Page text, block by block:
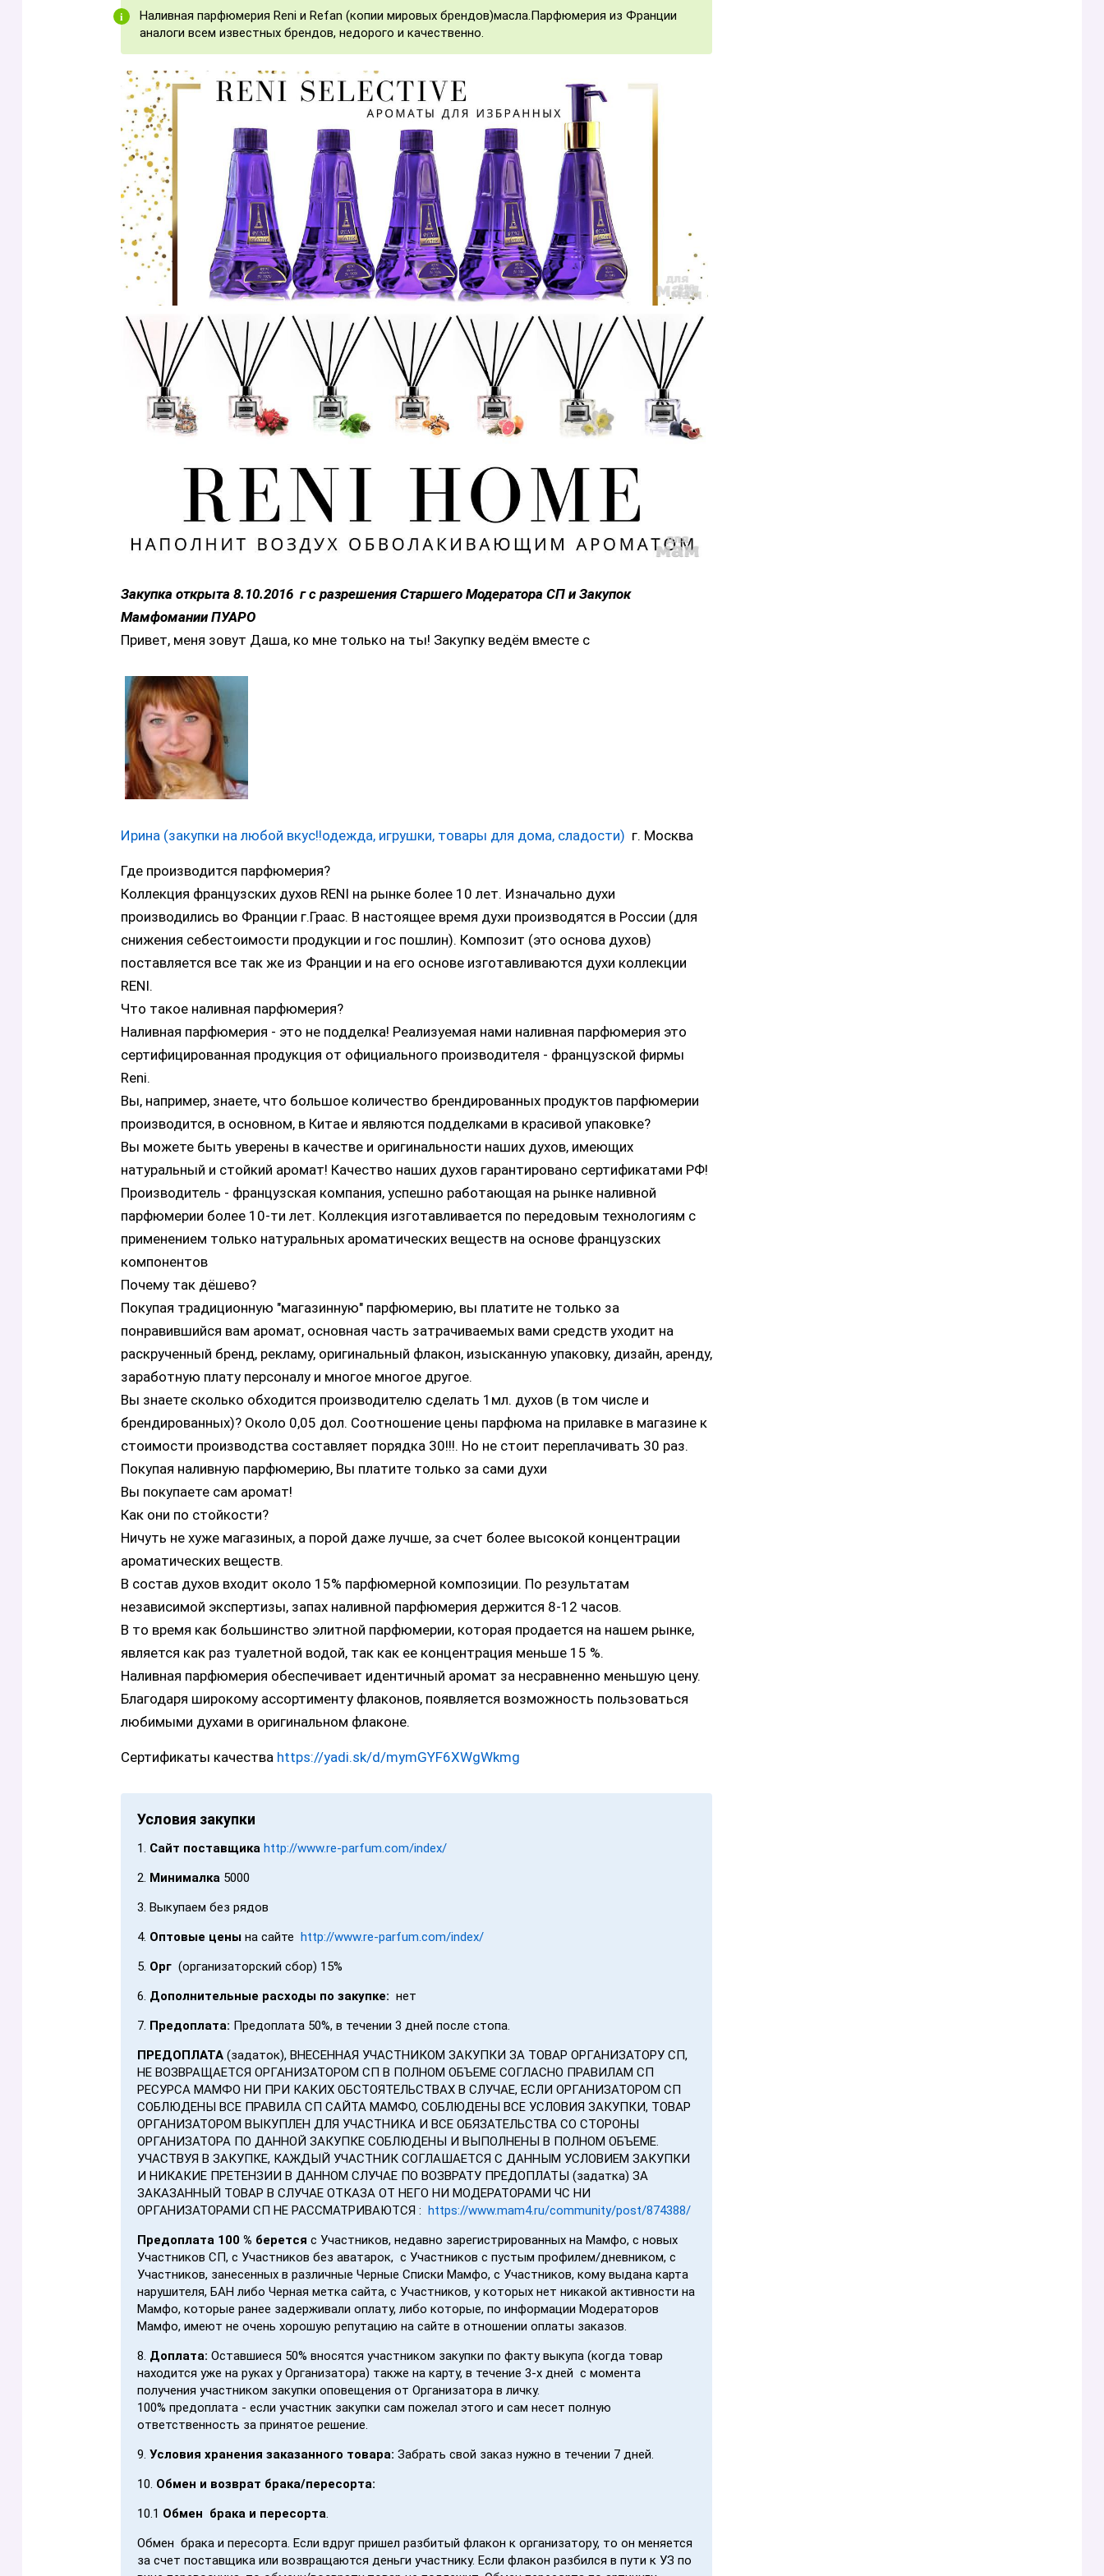
Наливная парфюмерия Reni и Refan (копии мировых брендов)масла.Парфюмерия из Франции
аналоги всем известных брендов, недорого и качественно.
Закупка открыта 8.10.2016 г с разрешения Старшего Модератора СП и Закупок
Мамфомании ПУАРО
Привет, меня зовут Даша, ко мне только на ты! Закупку ведём вместе с
Ирина (закупки на любой вкус!!одежда, игрушки, товары для дома, сладости) г. Москва
Где производится парфюмерия?
Коллекция французских духов RENI на рынке более 10 лет. Изначально духи
производились во Франции г.Граас. В настоящее время духи производятся в России (для
снижения себестоимости продукции и гос пошлин). Композит (это основа духов)
поставляется все так же из Франции и на его основе изготавливаются духи коллекции
RENI.
Что такое наливная парфюмерия?
Наливная парфюмерия - это не подделка! Реализуемая нами наливная парфюмерия это
сертифицированная продукция от официального производителя - французской фирмы
Reni.
Вы, например, знаете, что большое количество брендированных продуктов парфюмерии
производится, в основном, в Китае и являются подделками в красивой упаковке?
Вы можете быть уверены в качестве и оригинальности наших духов, имеющих
натуральный и стойкий аромат! Качество наших духов гарантировано сертификатами РФ!
Производитель - французская компания, успешно работающая на рынке наливной
парфюмерии более 10-ти лет. Коллекция изготавливается по передовым технологиям с
применением только натуральных ароматических веществ на основе французских
компонентов
Почему так дёшево?
Покупая традиционную "магазинную" парфюмерию, вы платите не только за
понравившийся вам аромат, основная часть затрачиваемых вами средств уходит на
раскрученный бренд, рекламу, оригинальный флакон, изысканную упаковку, дизайн, аренду,
заработную плату персоналу и многое многое другое.
Вы знаете сколько обходится производителю сделать 1мл. духов (в том числе и
брендированных)? Около 0,05 дол. Соотношение цены парфюма на прилавке в магазине к
стоимости производства составляет порядка 30!!!. Но не стоит переплачивать 30 раз.
Покупая наливную парфюмерию, Вы платите только за сами духи
Вы покупаете сам аромат!
Как они по стойкости?
Ничуть не хуже магазиных, а порой даже лучше, за счет более высокой концентрации
ароматических веществ.
В состав духов входит около 15% парфюмерной композиции. По результатам
независимой экспертизы, запах наливной парфюмерия держится 8-12 часов.
В то время как большинство элитной парфюмерии, которая продается на нашем рынке,
является как раз туалетной водой, так как ее концентрация меньше 15 %.
Наливная парфюмерия обеспечивает идентичный аромат за несравненно меньшую цену.
Благодаря широкому ассортименту флаконов, появляется возможность пользоваться
любимыми духами в оригинальном флаконе.
Сертификаты качества https://yadi.sk/d/mymGYF6XWgWkmg
Условия закупки
1. Сайт поставщика http://www.re-parfum.com/index/
2. Минималка 5000
3. Выкупаем без рядов
4. Оптовые цены на сайте http://www.re-parfum.com/index/
5. Орг (организаторский сбор) 15%
6. Дополнительные расходы по закупке: нет
7. Предоплата: Предоплата 50%, в течении 3 дней после стопа.
ПРЕДОПЛАТА (задаток), ВНЕСЕННАЯ УЧАСТНИКОМ ЗАКУПКИ ЗА ТОВАР ОРГАНИЗАТОРУ СП,
НЕ ВОЗВРАЩАЕТСЯ ОРГАНИЗАТОРОМ СП В ПОЛНОМ ОБЪЕМЕ СОГЛАСНО ПРАВИЛАМ СП
РЕСУРСА МАМФО НИ ПРИ КАКИХ ОБСТОЯТЕЛЬСТВАХ В СЛУЧАЕ, ЕСЛИ ОРГАНИЗАТОРОМ СП
СОБЛЮДЕНЫ ВСЕ ПРАВИЛА СП САЙТА МАМФО, СОБЛЮДЕНЫ ВСЕ УСЛОВИЯ ЗАКУПКИ, ТОВАР
ОРГАНИЗАТОРОМ ВЫКУПЛЕН ДЛЯ УЧАСТНИКА И ВСЕ ОБЯЗАТЕЛЬСТВА СО СТОРОНЫ
ОРГАНИЗАТОРА ПО ДАННОЙ ЗАКУПКЕ СОБЛЮДЕНЫ И ВЫПОЛНЕНЫ В ПОЛНОМ ОБЪЕМЕ.
УЧАСТВУЯ В ЗАКУПКЕ, КАЖДЫЙ УЧАСТНИК СОГЛАШАЕТСЯ С ДАННЫМ УСЛОВИЕМ ЗАКУПКИ
И НИКАКИЕ ПРЕТЕНЗИИ В ДАННОМ СЛУЧАЕ ПО ВОЗВРАТУ ПРЕДОПЛАТЫ (задатка) ЗА
ЗАКАЗАННЫЙ ТОВАР В СЛУЧАЕ ОТКАЗА ОТ НЕГО НИ МОДЕРАТОРАМИ ЧС НИ
ОРГАНИЗАТОРАМИ СП НЕ РАССМАТРИВАЮТСЯ : https://www.mam4.ru/community/post/874388/
Предоплата 100 % берется с Участников, недавно зарегистрированных на Мамфо, с новых
Участников СП, с Участников без аватарок, с Участников с пустым профилем/дневником, с
Участников, занесенных в различные Черные Списки Мамфо, с Участников, кому выдана карта
нарушителя, БАН либо Черная метка сайта, с Участников, у которых нет никакой активности на
Мамфо, которые ранее задерживали оплату, либо которые, по информации Модераторов
Мамфо, имеют не очень хорошую репутацию на сайте в отношении оплаты заказов.
8. Доплата: Оставшиеся 50% вносятся участником закупки по факту выкупа (когда товар
находится уже на руках у Организатора) также на карту, в течение 3-х дней с момента
получения участником закупки оповещения от Организатора в личку.
100% предоплата - если участник закупки сам пожелал этого и сам несет полную
ответственность за принятое решение.
9. Условия хранения заказанного товара: Забрать свой заказ нужно в течении 7 дней.
10. Обмен и возврат брака/пересорта:
10.1 Обмен брака и пересорта.
Обмен брака и пересорта. Если вдруг пришел разбитый флакон к организатору, то он меняется
за счет поставщика или возвращаются деньги участнику. Если флакон разбился в пути к УЗ по